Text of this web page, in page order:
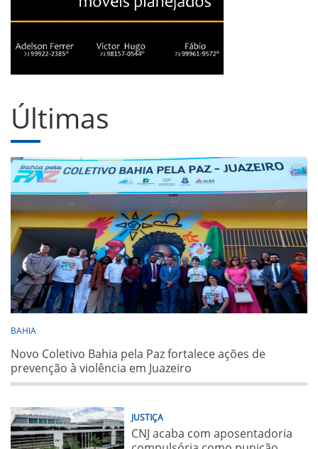
Últimas
BAHIA
Novo Coletivo Bahia pela Paz fortalece ações de
prevenção à violência em Juazeiro
JUSTIÇA
CNJ acaba com aposentadoria